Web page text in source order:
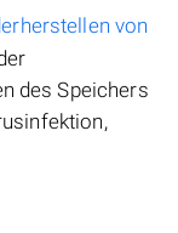
von
des Speichers